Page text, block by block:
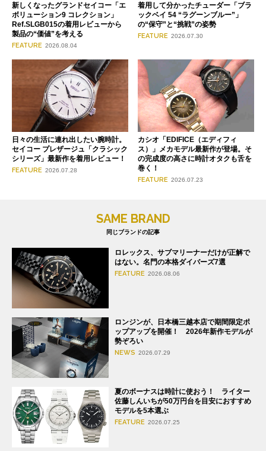
新しくなったグランドセイコー「エ
ボリューション9 コレクション」
Ref.SLGB015の着用レビューから
製品の“価値”を考える
FEATURE 2026.08.04
着用して分かったチューダー「ブラ
ックベイ 54 “ラグーンブルー”」
の“保守”と“挑戦”の姿勢
FEATURE 2026.07.30
日々の生活に連れ出したい腕時計。
セイコー プレザージュ「クラシック
シリーズ」最新作を着用レビュー！
FEATURE 2026.07.28
カシオ「EDIFICE（エディフィ
ス）」メカモデル最新作が登場。そ
の完成度の高さに時計オタクも舌を
巻く！
FEATURE 2026.07.23
SAME BRAND
同じブランドの記事
ロレックス、サブマリーナーだけが正解で
はない。名門の本格ダイバーズ7選
FEATURE 2026.08.06
ロンジンが、日本橋三越本店で期間限定ポ
ップアップを開催！ 2026年新作モデルが
勢ぞろい
NEWS 2026.07.29
夏のボーナスは時計に使おう！ ライター
佐藤しんいちが50万円台を目安におすすめ
モデルを5本選ぶ
FEATURE 2026.07.25